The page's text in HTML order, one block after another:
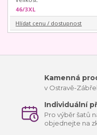
46/3XL
Hlídat cenu / dostupnost
Kamenná
v Ostravě-
Individuální
Pro výběr šatů
objednejte na